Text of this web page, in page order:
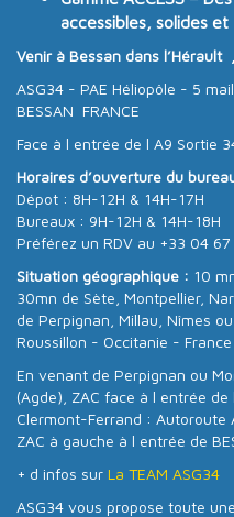
accessibles, solides et
Venir à Bessan dans l’Hérault
ASG34 - PAE Héliopôle - 5
BESSAN FRANCE
Face à l entrée de l A9 Sortie
Horaires d’ouverture du
Dépot : 8H-12H & 14H-17H
Bureaux : 9H-12H & 14H-18H
Préférez un RDV au +33 04
Situation géographique : 10
30mn de Sète, Montpellier,
de Perpignan, Millau, Nîmes
Roussillon - Occitanie - France
En venant de Perpignan ou
(Agde), ZAC face à l entrée de
Clermont-Ferrand : Autoroute
ZAC à gauche à l entrée de
+ d infos sur La TEAM ASG34
ASG34 vous propose toute